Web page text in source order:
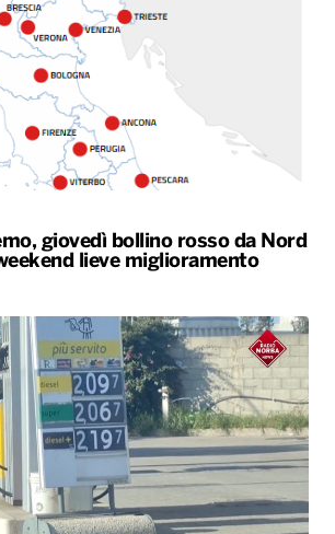
giovedì bollino rosso da Nord
lieve miglioramento